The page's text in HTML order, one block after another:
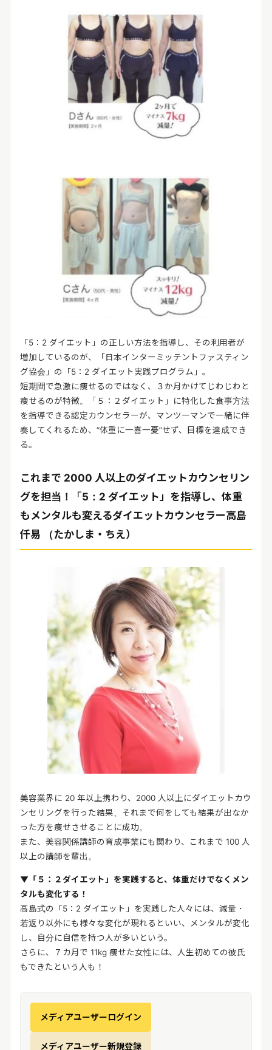
「5：2 ダイエット」の正しい方法を指導し、その利用者が
増加しているのが、「日本インターミッテントファスティン
グ協会」の「5：2 ダイエット実践プログラム」。
短期間で急激に痩せるのではなく、３か月かけてじわじわと
痩せるのが特徴。「５：２ダイエット」に特化した食事方法
を指導できる認定カウンセラーが、マンツーマンで一緒に伴
奏してくれるため、“体重に一喜一憂”せず、目標を達成でき
る。
これまで 2000 人以上のダイエットカウンセリン
グを担当！「5：2 ダイエット」を指導し、体重
もメンタルも変えるダイエットカウンセラー高島
仟易 （たかしま・ちえ）
美容業界に 20 年以上携わり、2000 人以上にダイエットカウ
ンセリングを行った結果、それまで何をしても結果が出なか
った方を痩せさせることに成功。
また、美容関係講師の育成事業にも関わり、これまで 100 人
以上の講師を輩出。
▼「５：２ダイエット」を実践すると、体重だけでなくメン
タルも変化する！
高島式の「5：2 ダイエット」を実践した人々には、減量・
若返り以外にも様々な変化が現れるといい、メンタルが変化
し、自分に自信を持つ人が多いという。
さらに、７カ月で 11kg 痩せた女性には、人生初めての彼氏
もできたという人も！
メディアユーザーログイン
メディアユーザー新規登録